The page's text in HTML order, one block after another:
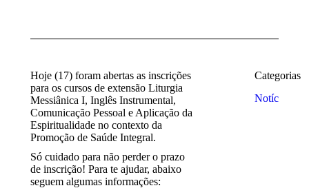
Hoje (17) foram abertas as inscrições
para os cursos de extensão Liturgia
Messiânica I, Inglês Instrumental,
Comunicação Pessoal e Aplicação da
Espiritualidade no contexto da
Promoção de Saúde Integral.
Só cuidado para não perder o prazo
de inscrição! Para te ajudar, abaixo
seguem algumas informações:
Categorias
Notícias